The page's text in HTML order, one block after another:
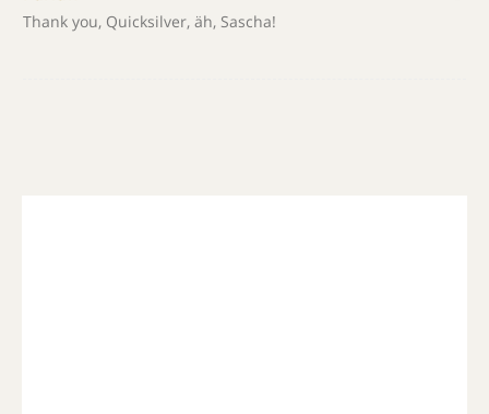
Thank you, Quicksilver, äh, Sascha!